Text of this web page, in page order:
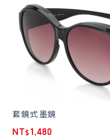
套鏡式墨鏡
NT$1,480